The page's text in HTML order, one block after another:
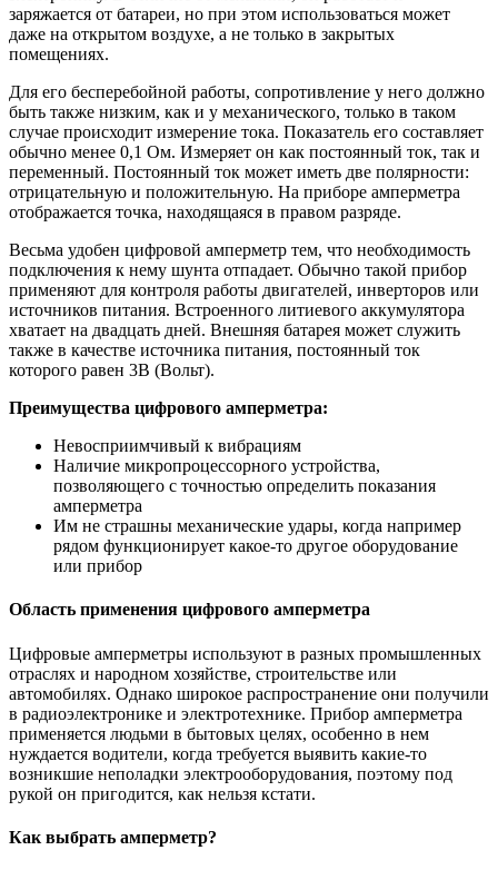
заряжается от батареи, но при этом использоваться может
даже на открытом воздухе, а не только в закрытых
помещениях.
Для его бесперебойной работы, сопротивление у него должно
быть также низким, как и у механического, только в таком
случае происходит измерение тока. Показатель его составляет
обычно менее 0,1 Ом. Измеряет он как постоянный ток, так и
переменный. Постоянный ток может иметь две полярности:
отрицательную и положительную. На приборе амперметра
отображается точка, находящаяся в правом разряде.
Весьма удобен цифровой амперметр тем, что необходимость
подключения к нему шунта отпадает. Обычно такой прибор
применяют для контроля работы двигателей, инверторов или
источников питания. Встроенного литиевого аккумулятора
хватает на двадцать дней. Внешняя батарея может служить
также в качестве источника питания, постоянный ток
которого равен 3В (Вольт).
Преимущества цифрового амперметра:
Невосприимчивый к вибрациям
Наличие микропроцессорного устройства,
позволяющего с точностью определить показания
амперметра
Им не страшны механические удары, когда например
рядом функционирует какое-то другое оборудование
или прибор
Область применения цифрового амперметра
Цифровые амперметры используют в разных промышленных
отраслях и народном хозяйстве, строительстве или
автомобилях. Однако широкое распространение они получили
в радиоэлектронике и электротехнике. Прибор амперметра
применяется людьми в бытовых целях, особенно в нем
нуждается водители, когда требуется выявить какие-то
возникшие неполадки электрооборудования, поэтому под
рукой он пригодится, как нельзя кстати.
Как выбрать амперметр?